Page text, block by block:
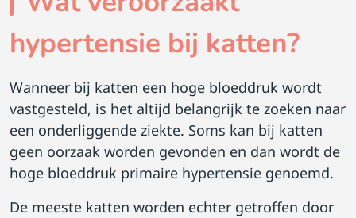
hypertensie bij katten?
Wanneer bij katten een hoge bloeddruk wordt
vastgesteld, is het altijd belangrijk te zoeken naar
een onderliggende ziekte. Soms kan bij katten
geen oorzaak worden gevonden en dan wordt de
hoge bloeddruk primaire hypertensie genoemd.
De meeste katten worden echter getroffen door